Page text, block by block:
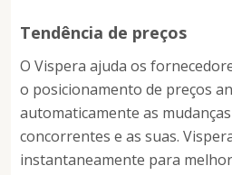
varejistas também podem
regras com base no
de alteração de preço nas lojas e
conformidade com etiqueta de
preço.
Tendência de preços
O Vispera ajuda os
o posicionamento de preços
automaticamente as
concorrentes e as suas.
instantaneamente para